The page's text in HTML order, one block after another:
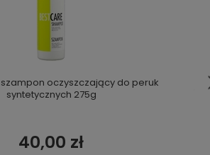
- szampon oczyszczający do peruk
syntetycznych 275g
40,00 zł